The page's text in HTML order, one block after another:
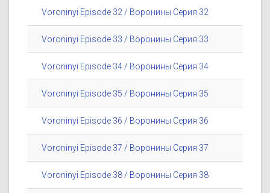
Voroninyi Episode 32 / Воронины Серия 32
Voroninyi Episode 33 / Воронины Серия 33
Voroninyi Episode 34 / Воронины Серия 34
Voroninyi Episode 35 / Воронины Серия 35
Voroninyi Episode 36 / Воронины Серия 36
Voroninyi Episode 37 / Воронины Серия 37
Voroninyi Episode 38 / Воронины Серия 38